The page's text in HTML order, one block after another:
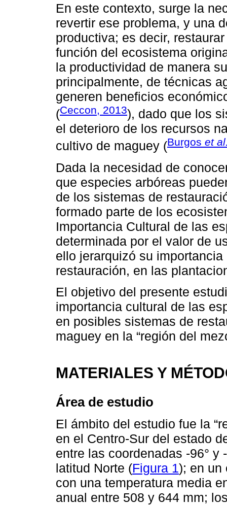
En este contexto, surge la
revertir ese problema, y una
productiva; es decir,
función del ecosistema
la productividad de manera
principalmente, de técnicas
generen beneficios
(Ceccon, 2013), dado que los
el deterioro de los recursos
cultivo de maguey (Burgos et
Dada la necesidad de
que especies arbóreas
de los sistemas de
formado parte de los
Importancia Cultural de las
determinada por el valor de
ello jerarquizó su
restauración, en las
El objetivo del presente
importancia cultural de las
en posibles sistemas de
maguey en la “región del
MATERIALES Y
Área de estudio
El ámbito del estudio fue la
en el Centro-Sur del estado
entre las coordenadas -96° y
latitud Norte (Figura 1); en un
con una temperatura media
anual entre 508 y 644 mm;